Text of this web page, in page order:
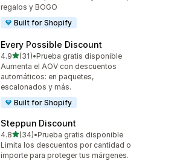
regalos y BOGO
Built for Shopify
Every Possible Discount
4.9de 5 estrellas
(31)
31 reseñas en total
•Prueba gratis disponible
Aumenta el AOV con descuentos
automáticos: en paquetes,
escalonados y más.
Built for Shopify
Steppun Discount
4.8de 5 estrellas
(34)
34 reseñas en total
•Prueba gratis disponible
Limita los descuentos por cantidad o
importe para proteger tus márgenes.